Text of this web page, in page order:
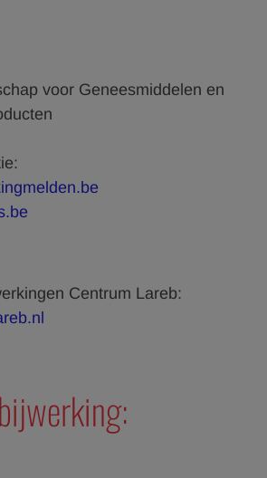
voor Geneesmiddelen en
Centrum Lareb: